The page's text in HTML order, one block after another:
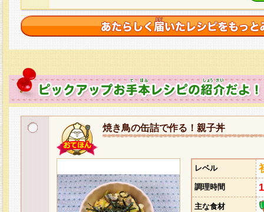
焼き鳥の缶詰で作る！親子丼
レベル
調理時間
主な食材